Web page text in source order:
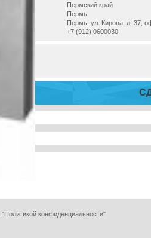
Пермский край
Пермь
Пермь, ул. Кирова, д. 37,
+7 (912) 0600030
"Политикой конфиденциальности"